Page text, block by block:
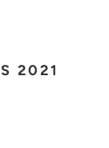
2021